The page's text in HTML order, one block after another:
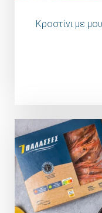
Κροστίνι με